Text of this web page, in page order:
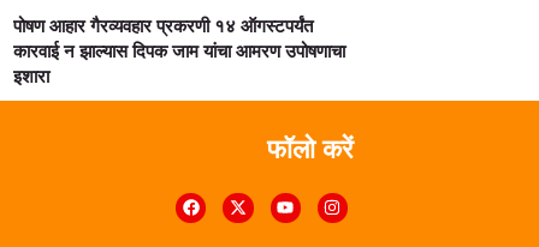
पोषण आहार गैरव्यवहार प्रकरणी १४ ऑगस्टपर्यंत
कारवाई न झाल्यास दिपक जाम यांचा आमरण उपोषणाचा
इशारा
फॉलो करें